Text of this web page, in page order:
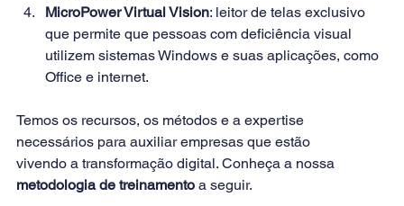
MicroPower Virtual Vision: leitor de telas exclusivo
que permite que pessoas com deficiência visual
utilizem sistemas Windows e suas aplicações, como
Office e internet.
Temos os recursos, os métodos e a expertise
necessários para auxiliar empresas que estão
vivendo a transformação digital. Conheça a nossa
metodologia de treinamento a seguir.